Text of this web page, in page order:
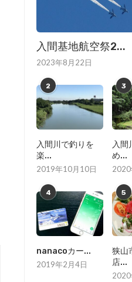
入間基地航空祭2...
2023年8月22日
2
入間川で釣りを
楽...
2019年10月10日
3
入間
め...
2020
4
nanacoカー...
2019年2月4日
5
狭山
店...
2020